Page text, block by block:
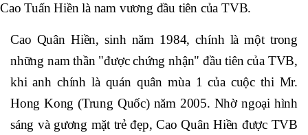
Cao Tuấn Hiền là nam vương đầu tiên của TVB.
Cao Quân Hiền, sinh năm 1984, chính là một trong
những nam thần "được chứng nhận" đầu tiên của TVB,
khi anh chính là quán quân mùa 1 của cuộc thi Mr.
Hong Kong (Trung Quốc) năm 2005. Nhờ ngoại hình
sáng và gương mặt trẻ đẹp, Cao Quân Hiền được TVB